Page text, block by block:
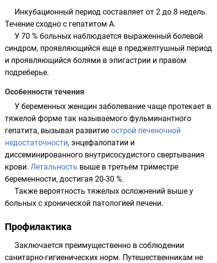
Инкубационный период составляет от 2 до 8 недель.
Течение сходно с гепатитом A.
У 70 % больных наблюдается выраженный болевой
синдром, проявляющийся еще в преджелтушный период
и проявляющийся болями в эпигастрии и правом
подреберье.
Особенности течения
У беременных женщин заболевание чаще протекает в
тяжелой форме так называемого фульминантного
гепатита, вызывая развитие острой печеночной
недостаточности, энцефалопатии и
диссеминированного внутрисосудистого свертывания
крови. Летальность выше в третьем триместре
беременности, достигая 20-30 %.
Также вероятность тяжелых осложнений выше у
больных с хронической патологией печени.
Профилактика
Заключается преимущественно в соблюдении
санитарно-гигиенических норм. Путешественникам не